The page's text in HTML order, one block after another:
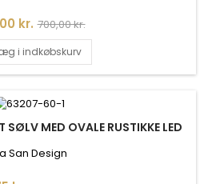
kr. Normalpris
700,00 kr.
i indkøbskurv
SØLV MED OVALE RUSTIKKE LED
San Design